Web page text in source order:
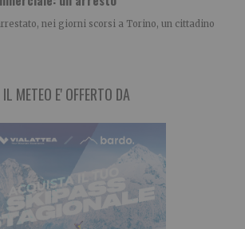
nei giorni scorsi a Torino, un cittadino
IL METEO E' OFFERTO DA